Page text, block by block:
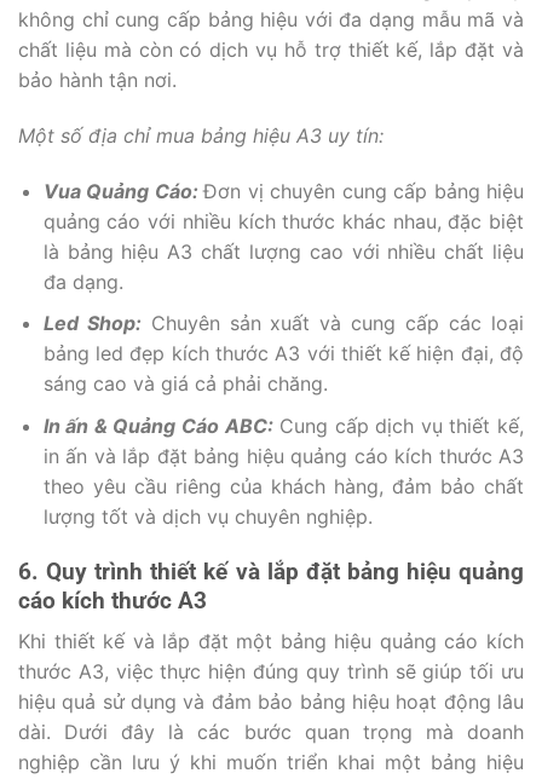
không chỉ cung cấp bảng hiệu với đa dạng mẫu mã và
chất liệu mà còn có dịch vụ hỗ trợ thiết kế, lắp đặt và
bảo hành tận nơi.
Một số địa chỉ mua bảng hiệu A3 uy tín:
Vua Quảng Cáo: Đơn vị chuyên cung cấp bảng hiệu
quảng cáo với nhiều kích thước khác nhau, đặc biệt
là bảng hiệu A3 chất lượng cao với nhiều chất liệu
đa dạng.
Led Shop: Chuyên sản xuất và cung cấp các loại
bảng led đẹp kích thước A3 với thiết kế hiện đại, độ
sáng cao và giá cả phải chăng.
In ấn & Quảng Cáo ABC: Cung cấp dịch vụ thiết kế,
in ấn và lắp đặt bảng hiệu quảng cáo kích thước A3
theo yêu cầu riêng của khách hàng, đảm bảo chất
lượng tốt và dịch vụ chuyên nghiệp.
6. Quy trình thiết kế và lắp đặt bảng hiệu quảng
cáo kích thước A3
Khi thiết kế và lắp đặt một bảng hiệu quảng cáo kích
thước A3, việc thực hiện đúng quy trình sẽ giúp tối ưu
hiệu quả sử dụng và đảm bảo bảng hiệu hoạt động lâu
dài. Dưới đây là các bước quan trọng mà doanh
nghiệp cần lưu ý khi muốn triển khai một bảng hiệu